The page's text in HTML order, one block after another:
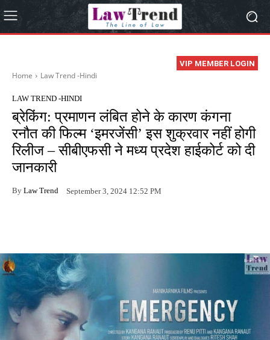
VIP MEMBER LOGIN
Home Law Trend -Hindi
LAW TREND -HINDI
ब्रेकिंग: प्रमाणन लंबित होने के कारण कंगना
रनौत की फिल्म ‘इमरजेंसी’ इस शुक्रवार नहीं होगी
रिलीज – सीबीएफसी ने मध्य प्रदेश हाईकोर्ट को दी
जानकारी
By Law Trend September 3, 2024 12:52 PM